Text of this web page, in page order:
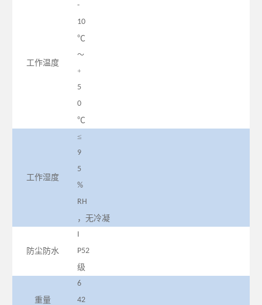
工作温度
-
10
℃
～
+
5
0
℃
工作湿度
≤
9
5
%
RH
，无冷凝
防尘防水
P52
级
重量
6
42